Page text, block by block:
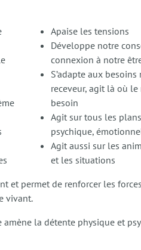
Apaise les tensions
Développe notre
connexion à notre
S’adapte aux
receveur, agit là où
besoin
Agit sur tous les
psychique,
Agit aussi sur les
et les situations
et permet de renforcer les
vivant.
amène la détente physique et